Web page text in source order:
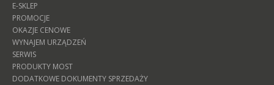
E-SKLEP
PROMOCJE
OKAZJE CENOWE
WYNAJEM URZĄDZEŃ
SERWIS
PRODUKTY MOST
DODATKOWE DOKUMENTY SPRZEDAŻY